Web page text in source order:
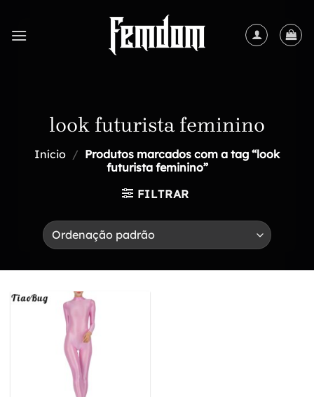
content
look futurista feminino
Início / Produtos marcados com a tag “look
futurista feminino”
FILTRAR